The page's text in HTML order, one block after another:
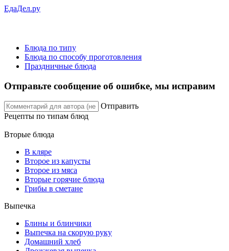
ЕдаДел.ру
Блюда по типу
Блюда по способу проготовления
Праздничные блюда
Отправьте сообщение об ошибке, мы исправим
Отправить
Рецепты по типам блюд
Вторые блюда
В кляре
Второе из капусты
Второе из мяса
Вторые горячие блюда
Грибы в сметане
Выпечка
Блины и блинчики
Выпечка на скорую руку
Домашний хлеб